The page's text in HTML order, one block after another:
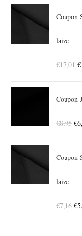
Coupon
laize
€17,01 €
Coupon
€8,95 €
Coupon
laize
€7,16 €